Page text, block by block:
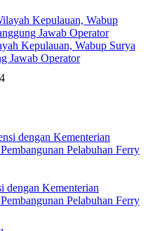
Kepulauan, Wabup Surya
Jawab Operator
dengan Kementerian
Pelabuhan Ferry